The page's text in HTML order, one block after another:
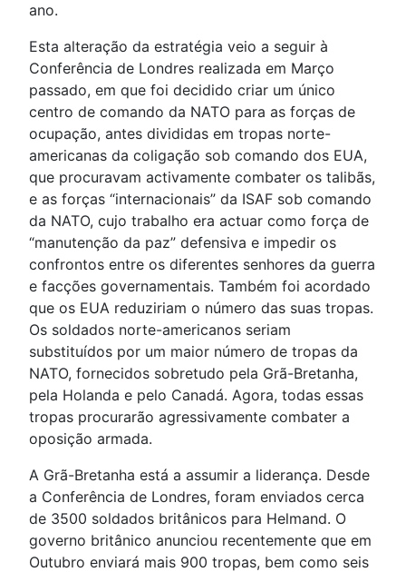
ano.
Esta alteração da estratégia veio a seguir à
Conferência de Londres realizada em Março
passado, em que foi decidido criar um único
centro de comando da NATO para as forças de
ocupação, antes divididas em tropas norte-
americanas da coligação sob comando dos EUA,
que procuravam activamente combater os talibãs,
e as forças “internacionais” da ISAF sob comando
da NATO, cujo trabalho era actuar como força de
“manutenção da paz” defensiva e impedir os
confrontos entre os diferentes senhores da guerra
e facções governamentais. Também foi acordado
que os EUA reduziriam o número das suas tropas.
Os soldados norte-americanos seriam
substituídos por um maior número de tropas da
NATO, fornecidos sobretudo pela Grã-Bretanha,
pela Holanda e pelo Canadá. Agora, todas essas
tropas procurarão agressivamente combater a
oposição armada.
A Grã-Bretanha está a assumir a liderança. Desde
a Conferência de Londres, foram enviados cerca
de 3500 soldados britânicos para Helmand. O
governo britânico anunciou recentemente que em
Outubro enviará mais 900 tropas, bem como seis